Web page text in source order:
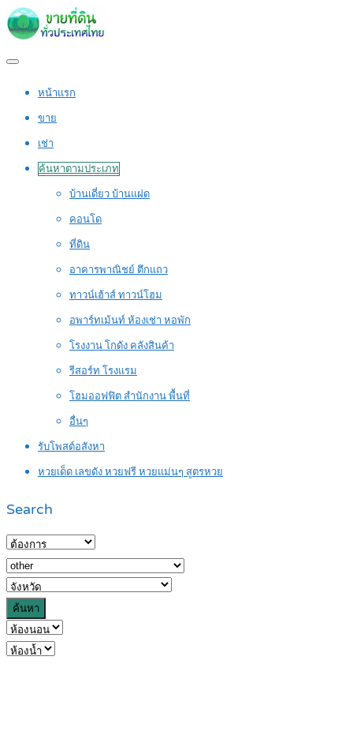
หน้าแรก
ขาย
เช่า
ค้นหาตามประเภท
บ้านเดี่ยว บ้านแฝด
คอนโด
ที่ดิน
อาคารพาณิชย์ ตึกแถว
ทาวน์เฮ้าส์ ทาวน์โฮม
อพาร์ทเม้นท์ ห้องเช่า หอพัก
โรงงาน โกดัง คลังสินค้า
รีสอร์ท โรงแรม
โฮมออฟฟิต สำนักงาน พื้นที่
อื่นๆ
รับโพสต์อสังหา
หวยเด็ด เลขดัง หวยฟรี หวยแม่นๆ สูตรหวย
Search
ค้นหา